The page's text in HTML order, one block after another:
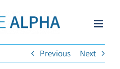
Previous
Next